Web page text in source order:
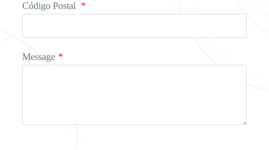
Código Postal *
Message *